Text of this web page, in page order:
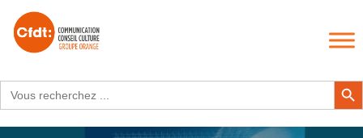
for:
Search